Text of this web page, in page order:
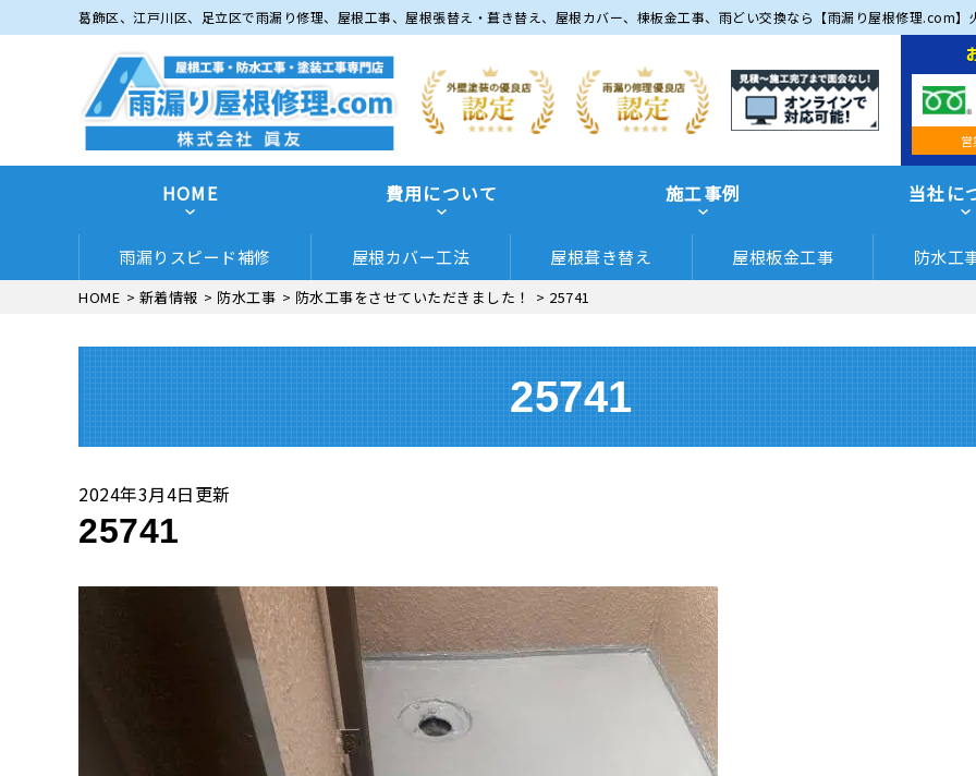
葛飾区、江戸川区、足立区で雨漏り修理、屋根工事、屋根張替え・葺き替え、屋根カバー、棟板金工事、雨どい交換なら【雨漏り屋根修理.com】
HOME 費用について 施工事例 当社に
雨漏りスピード補修 屋根カバー工法 屋根葺き替え 屋根板金工事 防水工
HOME > 新着情報 > 防水工事 > 防水工事をさせていただきました！ > 25741
25741
2024年3月4日更新
25741